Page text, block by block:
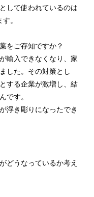
して使われているのは
。
をご存知ですか？
輸入できなくなり、家
した。その対策とし
する企業が激増し、結
です。
浮き彫りになったでき
どうなっているか考え